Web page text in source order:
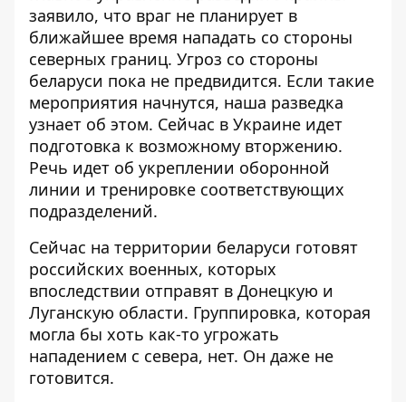
заявило, что враг не планирует в
ближайшее время нападать со стороны
северных границ. Угроз со стороны
беларуси пока не предвидится. Если такие
мероприятия начнутся, наша разведка
узнает об этом. Сейчас в Украине идет
подготовка к возможному вторжению.
Речь идет об укреплении оборонной
линии и тренировке соответствующих
подразделений.
Сейчас на территории беларуси готовят
российских военных, которых
впоследствии отправят в Донецкую и
Луганскую области. Группировка, которая
могла бы хоть как-то угрожать
нападением с севера, нет. Он даже не
готовится.